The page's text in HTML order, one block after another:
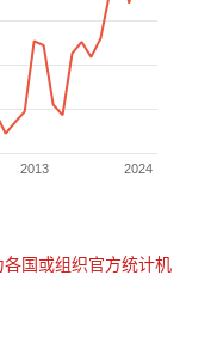
国或组织官方统计机